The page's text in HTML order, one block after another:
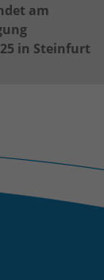
am
in Steinfurt